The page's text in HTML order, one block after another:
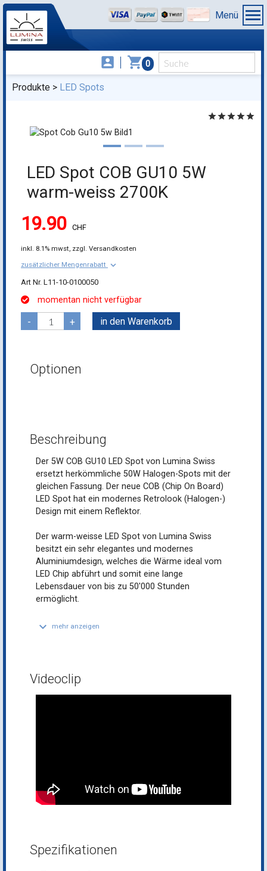
account_box shopping_cart 0
Menü
Produkte LED Spots
starstarstarstarstar
LED Spot COB GU10 5W
warm-weiss 2700K
19.90 CHF
inkl. 8.1% mwst, zzgl. Versandkosten
zusätzlicher Mengenrabatt keyboard_arrow_down
L11-10-0100050
momentan nicht verfügbar
- + in den Warenkorb
Optionen
Beschreibung
Der 5W COB GU10 LED Spot von Lumina Swiss
ersetzt herkömmliche 50W Halogen-Spots mit der
gleichen Fassung. Der neue COB (Chip On Board)
LED Spot hat ein modernes Retrolook (Halogen-)
Design mit einem Reflektor.
Der warm-weisse LED Spot von Lumina Swiss
besitzt ein sehr elegantes und modernes
Aluminiumdesign, welches die Wärme ideal vom
LED Chip abführt und somit eine lange
Lebensdauer von bis zu 50'000 Stunden
ermöglicht.
keyboard_arrow_down mehr anzeigen
Videoclip
Spezifikationen